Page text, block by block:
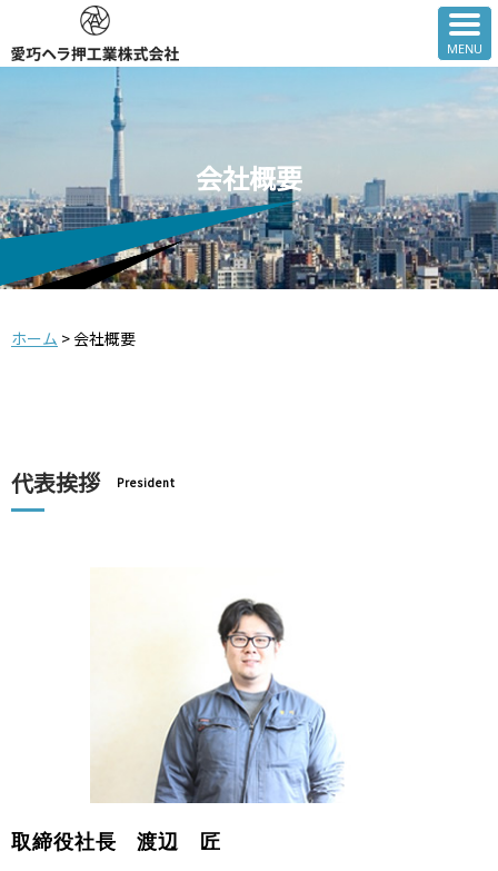
会社概要
ホーム >会社概要
代表挨拶 President
取締役社長 渡辺 匠